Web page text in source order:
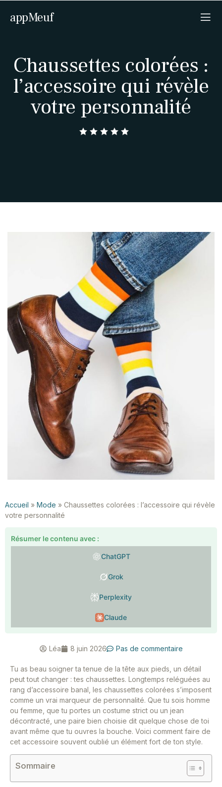
appMeuf
Chaussettes colorées :
l’accessoire qui révèle
votre personnalité
Accueil » Mode » Chaussettes colorées : l’accessoire qui révèle
votre personnalité
Résumer le contenu avec :
ChatGPT
Grok
Perplexity
Claude
Léa 8 juin 2026 Pas de commentaire
Tu as beau soigner ta tenue de la tête aux pieds, un détail
peut tout changer : tes chaussettes. Longtemps reléguées au
rang d’accessoire banal, les chaussettes colorées s’imposent
comme un vrai marqueur de personnalité. Que tu sois homme
ou femme, que tu portes un costume strict ou un jean
décontracté, une paire bien choisie dit quelque chose de toi
avant même que tu ouvres la bouche. Voici comment faire de
cet accessoire souvent oublié un élément fort de ton style.
Sommaire